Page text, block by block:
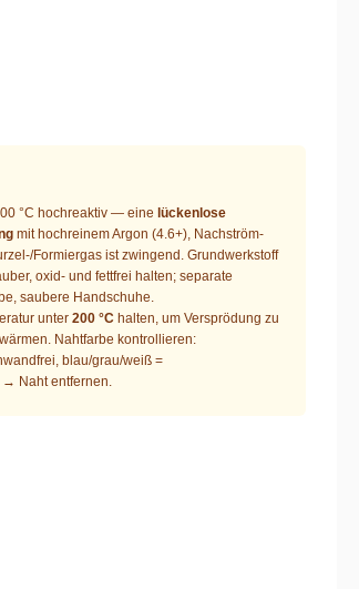
°C hochreaktiv — eine lückenlose
mit hochreinem Argon (4.6+), Nachström-
Formiergas ist zwingend. Grundwerkstoff
oxid- und fettfrei halten; separate
saubere Handschuhe.
unter 200 °Chalten, um Versprödung zu
Nahtfarbe kontrollieren:
blau/grau/weiß =
Naht entfernen.